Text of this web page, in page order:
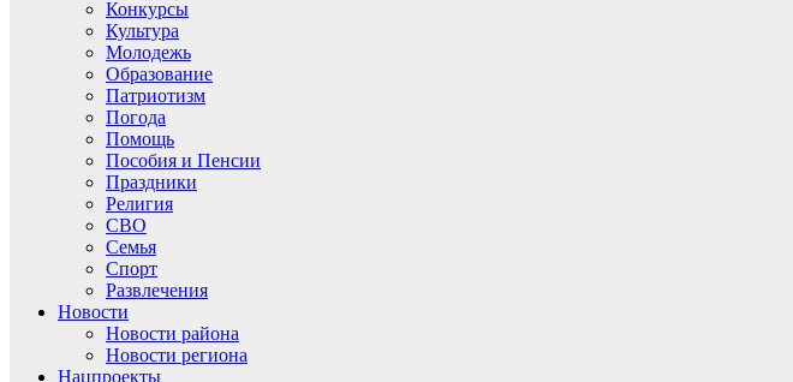
Конкурсы
Культура
Молодежь
Образование
Патриотизм
Погода
Помощь
Пособия и Пенсии
Праздники
Религия
СВО
Семья
Спорт
Развлечения
Новости
Новости района
Новости региона
Нацпроекты